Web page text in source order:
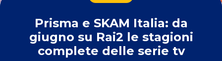
Prisma e SKAM Italia: da
giugno su Rai2 le stagioni
complete delle serie tv